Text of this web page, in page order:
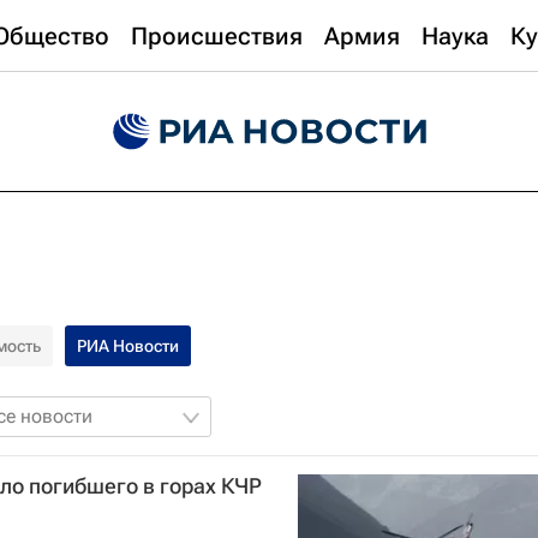
Происшествия Армия Наука
РИА Новости
новости
погибшего в горах КЧР